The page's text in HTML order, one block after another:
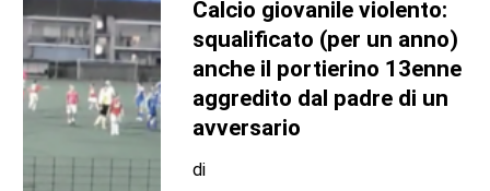
Calcio giovanile violento:
squalificato (per un anno)
anche il portierino 13enne
aggredito dal padre di un
avversario
di